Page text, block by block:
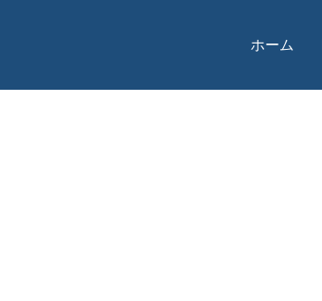
ホーム